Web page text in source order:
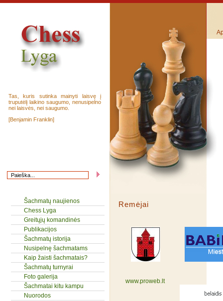
Tas, kuris sutinka mainyti laisvę į
truputėlį laikino saugumo, nenusipelno
nei laisvės, nei saugumo.
[Benjamin Franklin]
Šachmatų naujienos
Chess Lyga
Greitųjų komandinės
Publikacijos
Šachmatų istorija
Nusipelnę šachmatams
Kaip žaisti šachmatais?
Šachmatų turnyrai
Foto galerija
Šachmatai kitu kampu
Nuorodos
Remėjai
www.proweb.lt